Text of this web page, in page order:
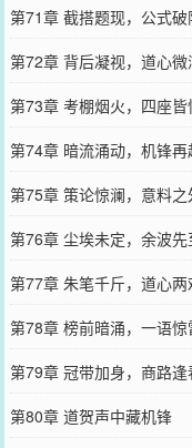
第71章 截搭题现，公式破
第72章 背后凝视，道心微
第73章 考棚烟火，四座皆
第74章 暗流涌动，机锋再
第75章 策论惊澜，意料之
第76章 尘埃未定，余波先
第77章 朱笔千斤，道心两
第78章 榜前暗涌，一语惊
第79章 冠带加身，商路逢
第80章 道贺声中藏机锋